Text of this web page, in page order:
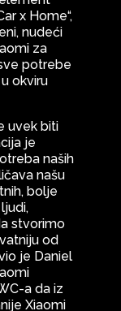
x Home“,
nudeći
za
potrebe
okviru
uvek biti
je
naših
našu
bolje
stvorimo
od
je Daniel
a da iz
Xiaomi